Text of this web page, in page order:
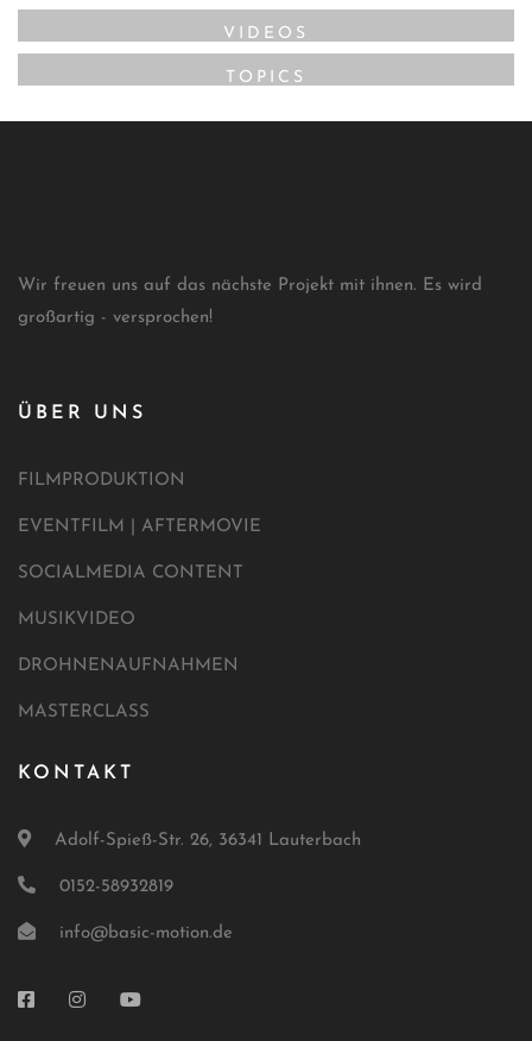
VIDEOS
TOPICS
Wir freuen uns auf das nächste Projekt mit ihnen. Es wird
großartig - versprochen!
ÜBER UNS
FILMPRODUKTION
EVENTFILM | AFTERMOVIE
SOCIALMEDIA CONTENT
MUSIKVIDEO
DROHNENAUFNAHMEN
MASTERCLASS
KONTAKT
Adolf-Spieß-Str. 26, 36341 Lauterbach
0152-58932819
info@basic-motion.de